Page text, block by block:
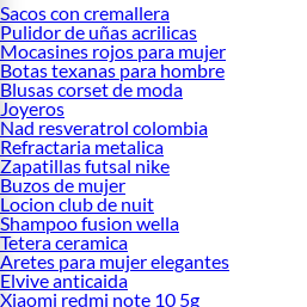
Sacos con cremallera
Pulidor de uñas acrilicas
Mocasines rojos para mujer
Botas texanas para hombre
Blusas corset de moda
Joyeros
Nad resveratrol colombia
Refractaria metalica
Zapatillas futsal nike
Buzos de mujer
Locion club de nuit
Shampoo fusion wella
Tetera ceramica
Aretes para mujer elegantes
Elvive anticaida
Xiaomi redmi note 10 5g